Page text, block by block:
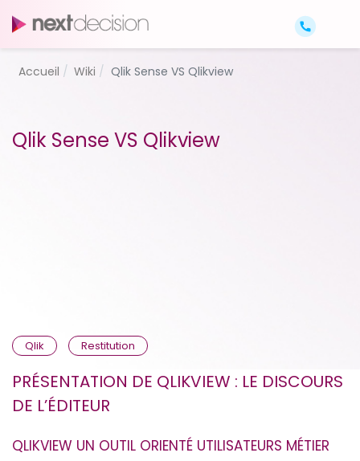
Accueil Wiki Qlik Sense VS Qlikview
Qlik Sense VS Qlikview
Qlik Restitution
PRÉSENTATION DE QLIKVIEW : LE DISCOURS
DE L’ÉDITEUR
QLIKVIEW UN OUTIL ORIENTÉ UTILISATEURS MÉTIER